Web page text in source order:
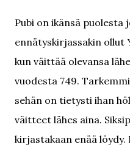
Pubi on ikänsä puolesta
ennätyskirjassakin ollut
kun väittää olevansa
vuodesta 749.
sehän on tietysti ihan
väitteet lähes aina.
kirjastakaan enää löydy.